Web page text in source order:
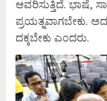
ಆವರಿಸುತ್ತಿದೆ. ಭಾಷೆ,
ಪ್ರಯತ್ನವಾಗಬೇಕು.
ದಕ್ಕಬೇಕು ಎಂದರು.